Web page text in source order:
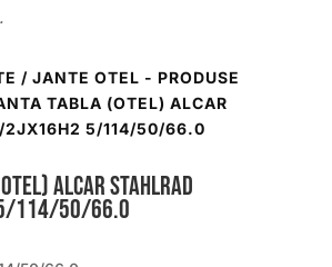
/ JANTE OTEL - PRODUSE
TABLA (OTEL) ALCAR
2JX16H2 5/114/50/66.0
ALCAR STAHLRAD
114/50/66.0